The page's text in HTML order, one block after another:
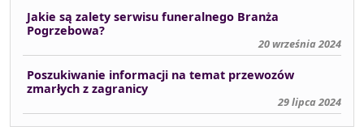
Jakie są zalety serwisu funeralnego Branża
Pogrzebowa?
20 września 2024
Poszukiwanie informacji na temat przewozów
zmarłych z zagranicy
29 lipca 2024